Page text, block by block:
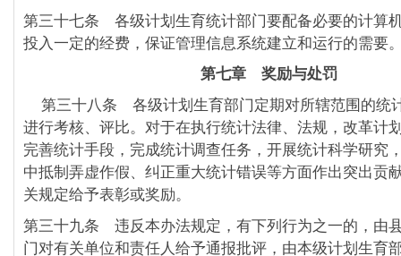
第三十七条 各级计划生育统计部门要配备必要的计算
投入一定的经费，保证管理信息系统建立和运行的需要
第七章 奖励与处罚
第三十八条 各级计划生育部门定期对所辖范围的统
进行考核、评比。对于在执行统计法律、法规，改革计
完善统计手段，完成统计调查任务，开展统计科学研究
中抵制弄虚作假、纠正重大统计错误等方面作出突出贡
关规定给予表彰或奖励。
第三十九条 违反本办法规定，有下列行为之一的，由
门对有关单位和责任人给予通报批评，由本级计划生育